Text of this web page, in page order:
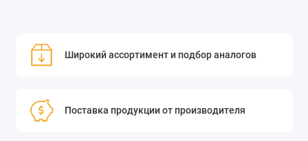
Широкий ассортимент и подбор аналогов
Поставка продукции от производителя